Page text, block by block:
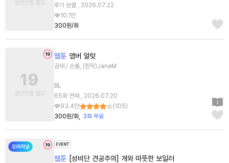
후기 완결 , 2026.07.22
10.1만
300원/화
웹툰 앰버 얼럿
공태 / 손톱, (원작)JaneM
BL
65화 연재 , 2026.07.20
93.4만
(105)
300원/화
3화 무료
웹툰 [성비단 견공주의] 개와 따뜻한 보일러